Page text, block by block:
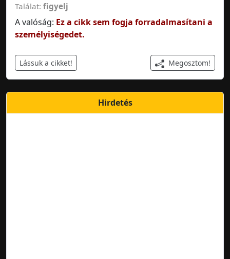
Találat: figyelj
A valóság: Ez a cikk sem fogja forradalmasítani a
személyiségedet.
Lássuk a cikket! Megosztom!
Hirdetés